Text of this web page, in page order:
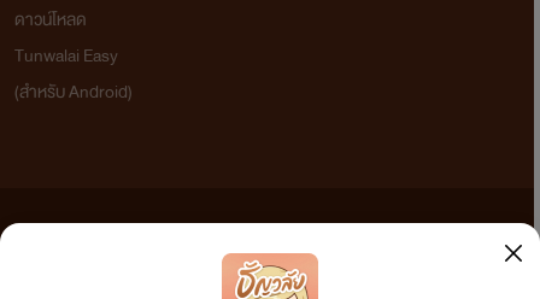
ดาวน์โหลด
Tunwalai Easy
(สำหรับ Android)
เว็บไซต์แห่งนี้ไม่ได้เห็นด้วยและไม่ขอรับผิดชอบต่อข้อความใดๆ ทั้งสิ้น ดังนั้นผู้อ่านทุกท่านโปรดใช้
วิจารณญาณในการกลั่นกรองด้วยตนเอง และหากท่านพบข้อความใดๆ ที่ขัดต่อกฎหมายและศีลธรรม